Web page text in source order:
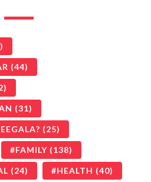
(44)
(31)
(25)
FAMILY (138)
(24) HEALTH (40)